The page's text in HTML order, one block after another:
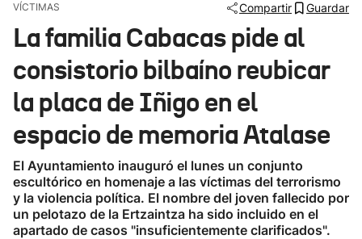
Ikusmiran
Eguraldia
VÍCTIMAS Compartir Guardar
La familia Cabacas pide al
consistorio bilbaíno reubicar
la placa de Iñigo en el
espacio de memoria Atalase
El Ayuntamiento inauguró el lunes un conjunto
escultórico en homenaje a las víctimas del terrorismo
y la violencia política. El nombre del joven fallecido por
un pelotazo de la Ertzaintza ha sido incluido en el
apartado de casos "insuficientemente clarificados".